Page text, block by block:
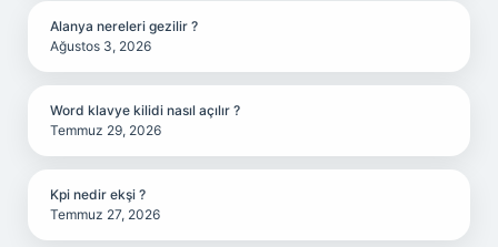
Alanya nereleri gezilir ?
Ağustos 3, 2026
Word klavye kilidi nasıl açılır ?
Temmuz 29, 2026
Kpi nedir ekşi ?
Temmuz 27, 2026